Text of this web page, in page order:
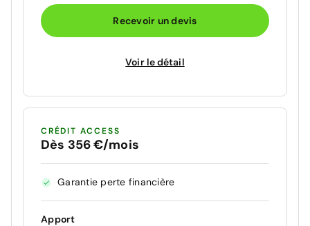
Recevoir un devis
Voir le détail
CRÉDIT ACCESS
Dès 356 €/mois
Garantie perte financière
Apport